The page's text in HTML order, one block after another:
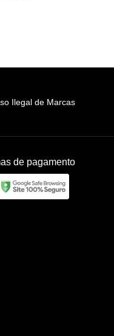
Ilegal de Marcas
de pagamento